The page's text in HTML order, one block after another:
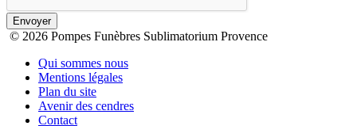
Envoyer
© 2026 Pompes Funèbres Sublimatorium Provence
Qui sommes nous
Mentions légales
Plan du site
Avenir des cendres
Contact